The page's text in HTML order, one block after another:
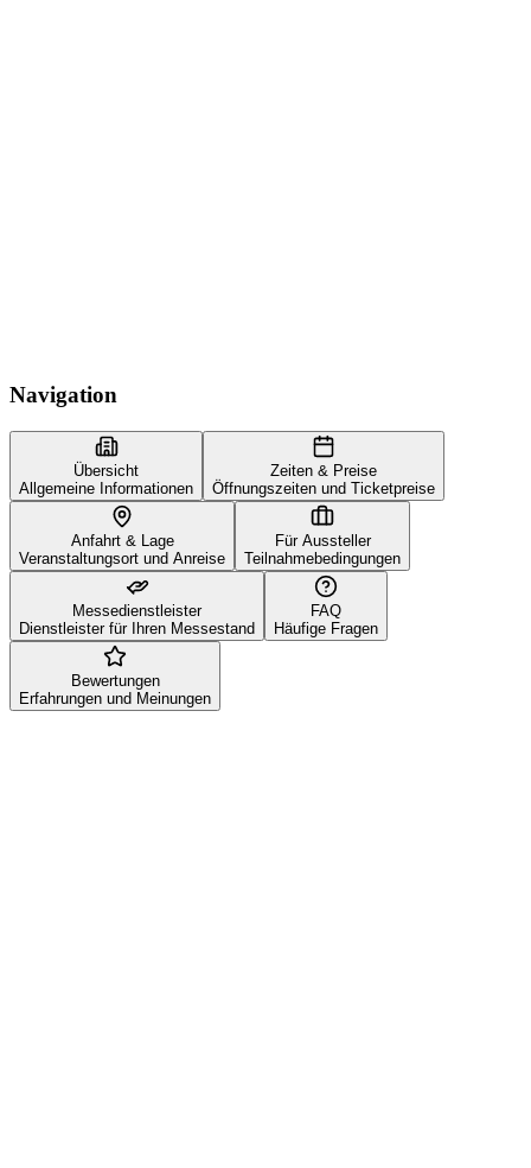
Navigation
Übersicht
Allgemeine Informationen
Zeiten & Preise
Öffnungszeiten und Ticketpreise
Anfahrt & Lage
Veranstaltungsort und Anreise
Für Aussteller
Teilnahmebedingungen
Messedienstleister
Dienstleister für Ihren Messestand
FAQ
Häufige Fragen
Bewertungen
Erfahrungen und Meinungen